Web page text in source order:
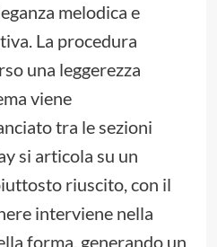
melodica e
La procedura
una leggerezza
viene
tra le sezioni
si articola su un
riuscito, con il
interviene nella
forma, generando un